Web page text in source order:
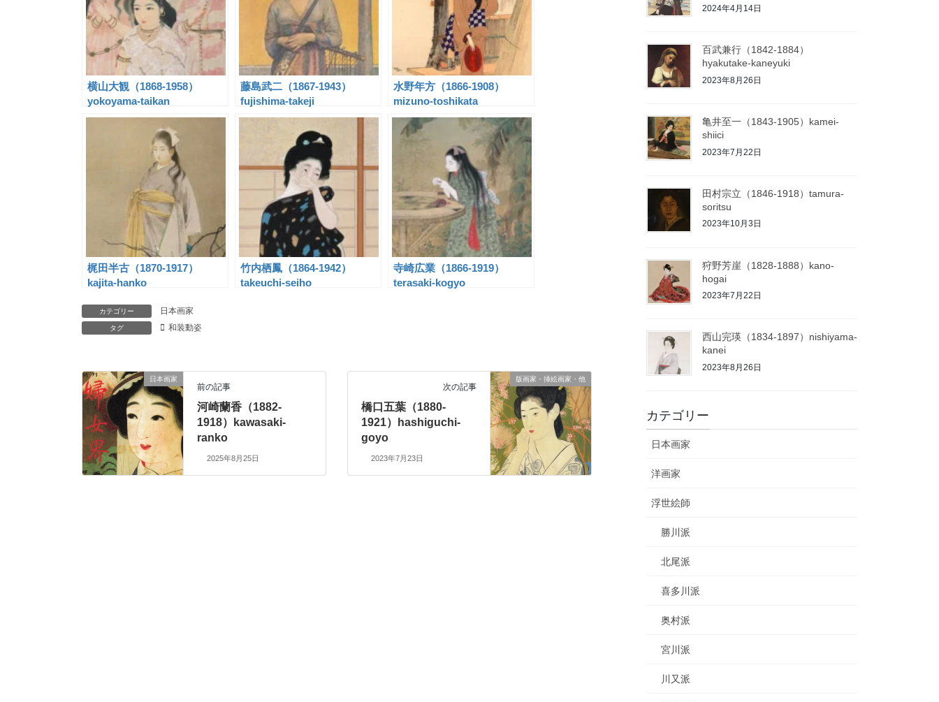
横山大観（1868-1958）
yokoyama-taikan
藤島武二（1867-1943）
fujishima-takeji
水野年方（1866-1908）
mizuno-toshikata
梶田半古（1870-1917）
kajita-hanko
竹内栖鳳（1864-1942）
takeuchi-seiho
寺崎広業（1866-1919）
terasaki-kogyo
カテゴリー 日本画家
タグ 和装動姿
日本画家
前の記事
河崎蘭香（1882-
1918）kawasaki-
ranko
2025年8月25日
版画家・挿絵画家・他
次の記事
橋口五葉（1880-
1921）hashiguchi-
goyo
2023年7月23日
2024年4月14日
百武兼行（1842-1884）
hyakutake-kaneyuki
2023年8月26日
亀井至一（1843-1905）kamei-
shiici
2023年7月22日
田村宗立（1846-1918）tamura-
soritsu
2023年10月3日
狩野芳崖（1828-1888）kano-
hogai
2023年7月22日
西山完瑛（1834-1897）nishiyama-
kanei
2023年8月26日
カテゴリー
日本画家
洋画家
浮世絵師
勝川派
北尾派
喜多川派
奥村派
宮川派
川又派